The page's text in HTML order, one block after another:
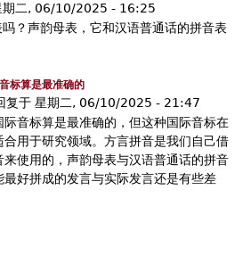
期二, 06/10/2025 - 16:25
？声韵母表，它和汉语普通话的拼音表
标算是最准确的
复于 星期二, 06/10/2025 - 21:47
音标算是最准确的，但这种国际音标在
合用于研究领域。方言拼音是我们自己借
来使用的，声韵母表与汉语普通话的拼音
好拼成的发言与实际发言还是有些差